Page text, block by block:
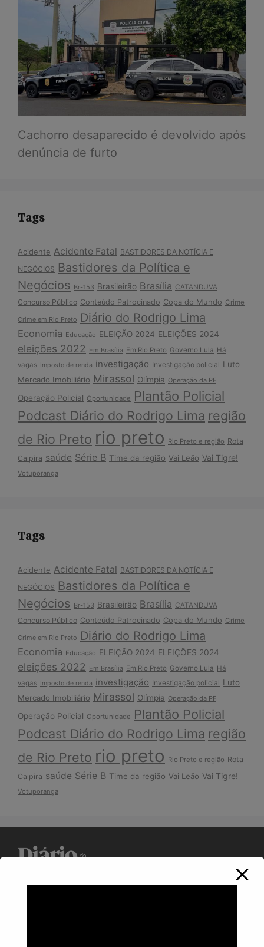
Cachorro desaparecido é devolvido após
denúncia de furto
Tags
Acidente Acidente Fatal BASTIDORES DA NOTÍCIA E
NEGÓCIOS Bastidores da Política e
Negócios Br-153 Brasileirão Brasília CATANDUVA
Concurso Público Conteúdo Patrocinado Copa do Mundo Crime
Crime em Rio Preto Diário do Rodrigo Lima
Economia Educação ELEIÇÃO 2024 ELEIÇÕES 2024
eleições 2022 Em Brasília Em Rio Preto Governo Lula Há
vagas Imposto de renda investigação Investigação policial Luto
Mercado Imobiliário Mirassol Olímpia Operação da PF
Operação Policial Oportunidade Plantão Policial
Podcast Diário do Rodrigo Lima região
de Rio Preto rio preto Rio Preto e região Rota
Caipira saúde Série B Time da região Vai Leão Vai Tigre!
Votuporanga
Tags
Acidente Acidente Fatal BASTIDORES DA NOTÍCIA E
NEGÓCIOS Bastidores da Política e
Negócios Br-153 Brasileirão Brasília CATANDUVA
Concurso Público Conteúdo Patrocinado Copa do Mundo Crime
Crime em Rio Preto Diário do Rodrigo Lima
Economia Educação ELEIÇÃO 2024 ELEIÇÕES 2024
eleições 2022 Em Brasília Em Rio Preto Governo Lula Há
vagas Imposto de renda investigação Investigação policial Luto
Mercado Imobiliário Mirassol Olímpia Operação da PF
Operação Policial Oportunidade Plantão Policial
Podcast Diário do Rodrigo Lima região
de Rio Preto rio preto Rio Preto e região Rota
Caipira saúde Série B Time da região Vai Leão Vai Tigre!
Votuporanga